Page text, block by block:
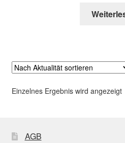
Einzelnes Ergebnis wird angezeigt
AGB